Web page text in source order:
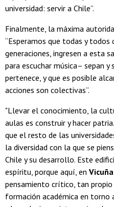
universidad: servir a Chile”.
Finalmente, la máxima
“Esperamos que todas y todos
generaciones, ingresen a esta
para escuchar música– sepan
pertenece, y que es posible
acciones son colectivas”.
"Llevar el conocimiento, la
aulas es construir y hacer
que el resto de las
la diversidad con la que se
Chile y su desarrollo. Este
espíritu, porque aquí, en
pensamiento crítico, tan
formación académica en